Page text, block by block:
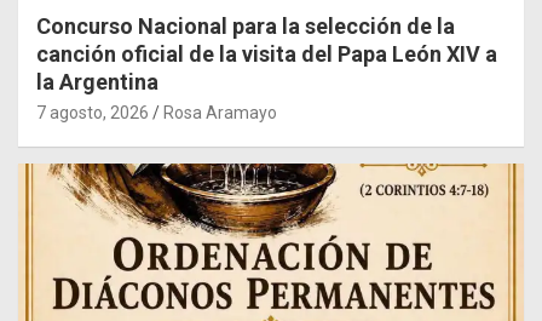
Concurso Nacional para la selección de la
canción oficial de la visita del Papa León XIV a
la Argentina
7 agosto, 2026 Rosa Aramayo